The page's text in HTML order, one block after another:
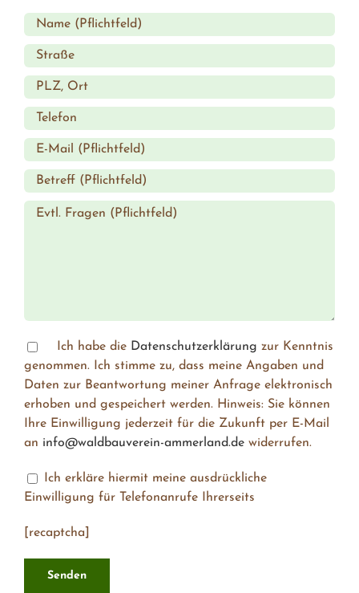
Ich habe die Datenschutzerklärung zur Kenntnis
genommen. Ich stimme zu, dass meine Angaben und
Daten zur Beantwortung meiner Anfrage elektronisch
erhoben und gespeichert werden. Hinweis: Sie können
Ihre Einwilligung jederzeit für die Zukunft per E-Mail
an info@waldbauverein-ammerland.de widerrufen.
Ich erkläre hiermit meine ausdrückliche
Einwilligung für Telefonanrufe Ihrerseits
[recaptcha]